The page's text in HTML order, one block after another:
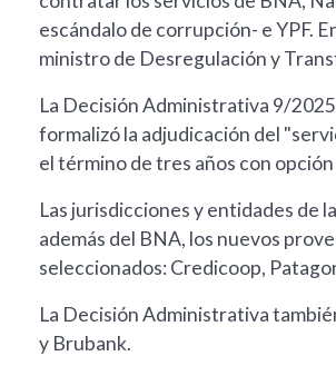
escándalo de corrupción- e YPF.
ministro de Desregulación y
La Decisión Administrativa 9/
formalizó la adjudicación del
el término de tres años con
Las jurisdicciones y entidades de
además del BNA, los nuevos
seleccionados: Credicoop,
La Decisión Administrativa
y Brubank.